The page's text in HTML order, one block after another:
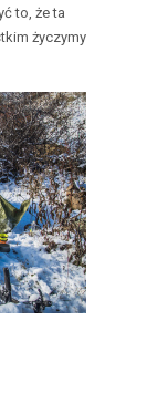
to, że ta
życzymy